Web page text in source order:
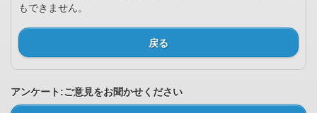
もできません。
戻る
アンケート:ご意見をお聞かせください